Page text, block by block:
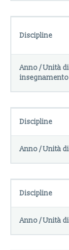
Discipline
Anno / Unità di
insegnamento
Discipline
Anno / Unità
Discipline
Anno / Unità